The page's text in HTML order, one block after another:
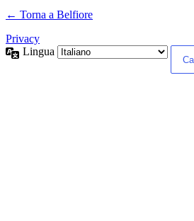
← Torna a Belfiore
Privacy
Lingua